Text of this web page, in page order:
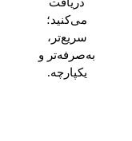
می‌کنید؛
سریع‌تر،
به‌صرفه‌تر و
یکپارچه.